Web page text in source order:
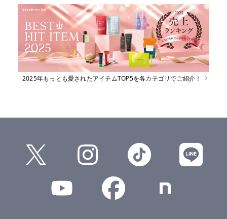
2025年もっとも愛されたアイテムTOP5を各カテゴリでご紹介！